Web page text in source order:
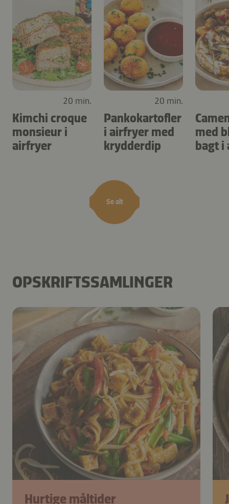
Se alt
20 min.
Kimchi croque
monsieur i
airfryer
20 min.
Pankokartofler
i airfryer med
krydderdip
med
bagt i
OPSKRIFTSSAMLINGER
Hurtige måltider